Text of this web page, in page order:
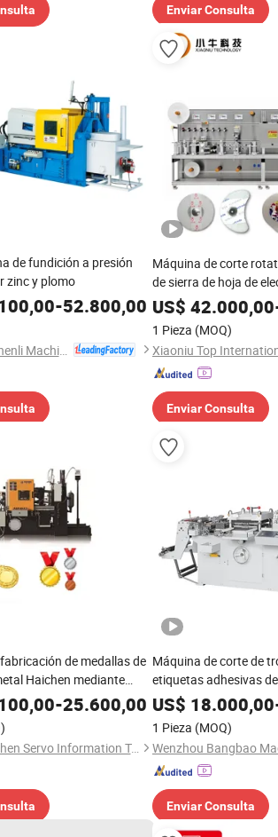
Enviar Consulta
de fundición a presión
zinc y plomo
-52.800,00
Jiangmen Zhenli Machinery Co., Ltd.
Máquina de corte
de sierra de hoja de
para vendaje médico
US$ 42.000,00
1 Pieza (MOQ)
Enviar Consulta
de medallas de
Haichen mediante
-25.600,00
Ningbo Haichen Servo Information Technology Co., Ltd.
Máquina de corte de
etiquetas adhesivas
con control de motor
US$ 18.000,00
1 Pieza (MOQ)
Enviar Consulta